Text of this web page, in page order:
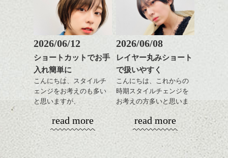
おすすめですね。
前髪もやや重めにカット
してラインを強調するの
もこれからは良い感じで
す、
目元が引き締まった印象
に。
軽めの前髪で透け感を演
出できるので、
この時期とてもおすすめ
ですよ。
2026/06/12
ショートカットでお手
入れ簡単に
こんにちは、スタイルチ
ェンジをお考えのも多い
と思いますが、
丸みショートでタイトに
演出したスタイルもこれ
からの季節とてもおすす
めですね。
read more
2026/06/08
レイヤー丸みショート
で扱いやすく
こんにちは、これからの
時期スタイルチェンジを
お考えの方多いと思いま
コンパクトなフォルムが
せてくれる効果もあり、
read more